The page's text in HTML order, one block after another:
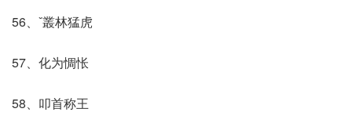
56、ˇ叢林猛虎
57、化为惆怅
58、叩首称王